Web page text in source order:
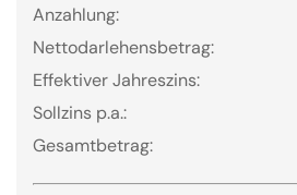
Anzahlung:
Nettodarlehensbetrag:
Effektiver Jahreszins:
Sollzins p.a.:
Gesamtbetrag: